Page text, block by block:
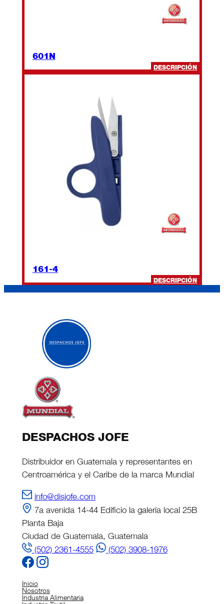
601N
DESCRIPCIÓN:
601N
161-4
DESCRIPCIÓN:
DESPACHOS JOFE
Distribuidor en Guatemala y representantes en
Centroamérica y el Caribe de la marca Mundial
info@disjofe.com
7a avenida 14-44 Edificio la galería local 25B
Planta Baja
Ciudad de Guatemala, Guatemala
(502) 2361-4555
(502) 3908-1976
Inicio
Nosotros
Industria Alimentaria